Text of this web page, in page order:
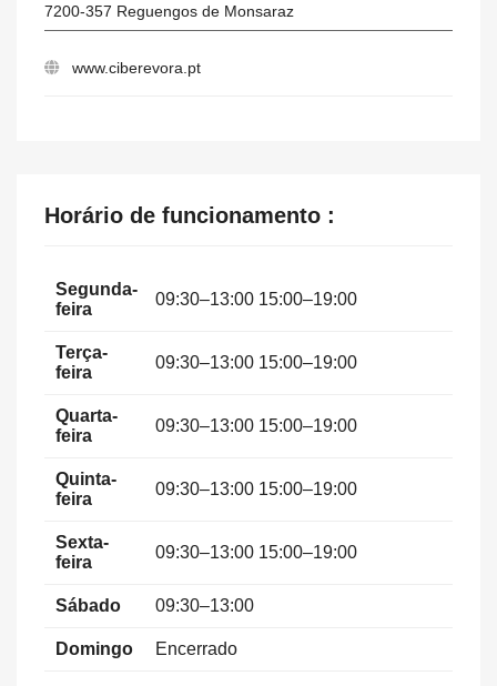
7200-357 Reguengos de Monsaraz
www.ciberevora.pt
Horário de funcionamento :
Segunda-
feira
09:30–13:00 15:00–19:00
Terça-
feira
09:30–13:00 15:00–19:00
Quarta-
feira
09:30–13:00 15:00–19:00
Quinta-
feira
09:30–13:00 15:00–19:00
Sexta-
feira
09:30–13:00 15:00–19:00
Sábado 09:30–13:00
Domingo Encerrado